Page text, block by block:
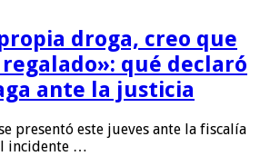
droga, creo que
qué declaró
ante la justicia
presentó este jueves ante la fiscalía
incidente …